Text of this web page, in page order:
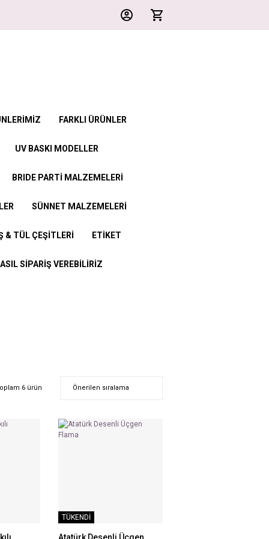
FARKLI ÜRÜNLER
UV BASKI MODELLER
BRIDE PARTİ MALZEMELERİ
SÜNNET MALZEMELERİ
& TÜL ÇEŞİTLERİ ETİKET
SİPARİŞ VEREBİLİRİZ
6 ürün
TÜKENDİ